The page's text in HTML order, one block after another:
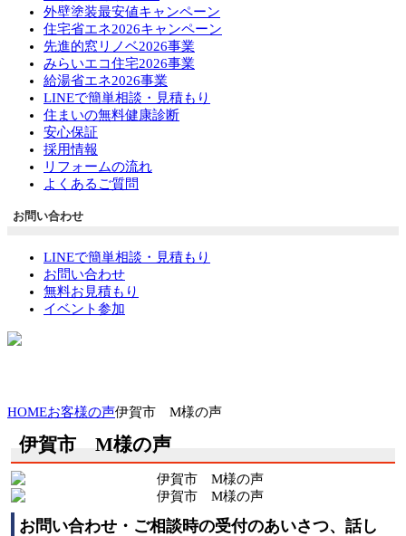
外壁塗装最安値キャンペーン
住宅省エネ2026キャンペーン
先進的窓リノベ2026事業
みらいエコ住宅2026事業
給湯省エネ2026事業
LINEで簡単相談・見積もり
住まいの無料健康診断
安心保証
採用情報
リフォームの流れ
よくあるご質問
お問い合わせ
LINEで簡単相談・見積もり
お問い合わせ
無料お見積もり
イベント参加
HOMEお客様の声伊賀市 M様の声
伊賀市 M様の声
お問い合わせ・ご相談時の受付のあいさつ、話し